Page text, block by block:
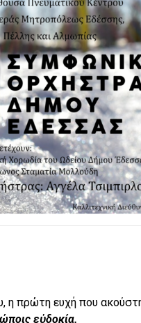
πρώτη ευχή που
εὐδοκία.